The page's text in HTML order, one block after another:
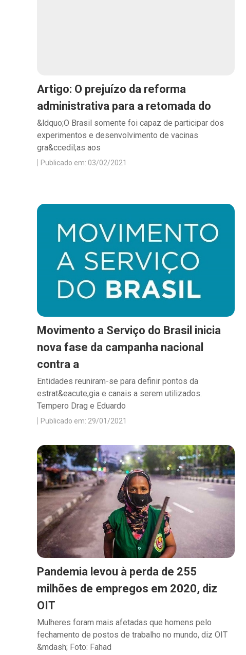
Artigo: O prejuízo da reforma
administrativa para a retomada do
&ldquo;O Brasil somente foi capaz de participar dos
experimentos e desenvolvimento de vacinas
gra&ccedil;as aos
Publicado em: 03/02/2021
Movimento a Serviço do Brasil inicia
nova fase da campanha nacional
contra a
Entidades reuniram-se para definir pontos da
estrat&eacute;gia e canais a serem utilizados.
Tempero Drag e Eduardo
Publicado em: 29/01/2021
Pandemia levou à perda de 255
milhões de empregos em 2020, diz
OIT
Mulheres foram mais afetadas que homens pelo
fechamento de postos de trabalho no mundo, diz OIT
&mdash; Foto: Fahad